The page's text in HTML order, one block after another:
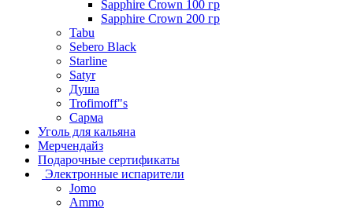
Sapphire Crown 100 гр
Sapphire Crown 200 гр
Tabu
Sebero Black
Starline
Satyr
Душа
Trofimoff"s
Сарма
Уголь для кальяна
Мерчендайз
Подарочные сертификаты
Электронные испарители
Jomo
Ammo